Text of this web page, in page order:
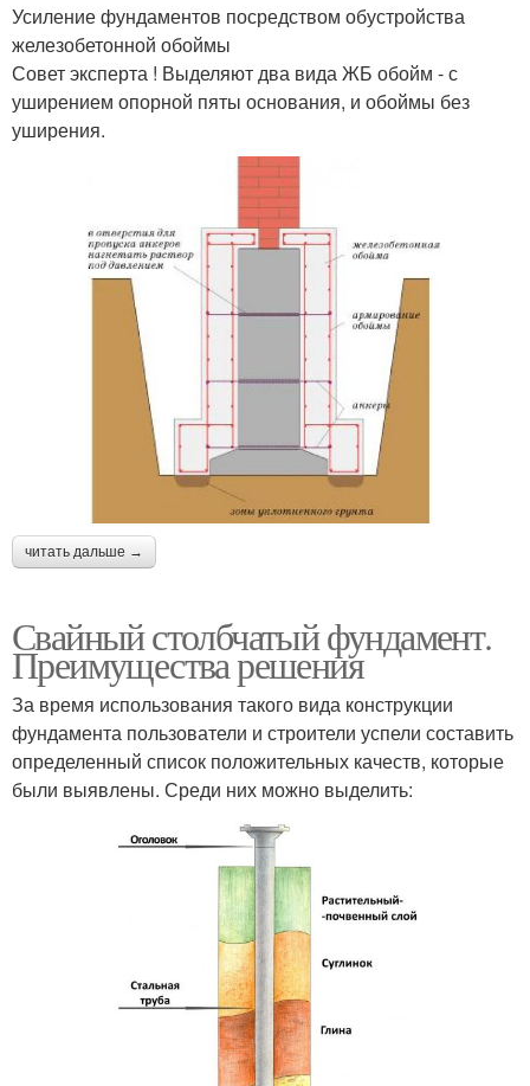
Усиление фундаментов посредством обустройства
железобетонной обоймы
Совет эксперта ! Выделяют два вида ЖБ обойм - с
уширением опорной пяты основания, и обоймы без
уширения.
читать дальше →
Свайный столбчатый фундамент.
Преимущества решения
За время использования такого вида конструкции
фундамента пользователи и строители успели составить
определенный список положительных качеств, которые
были выявлены. Среди них можно выделить: